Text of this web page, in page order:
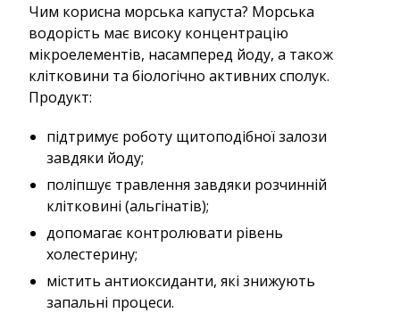
Чим корисна морська капуста? Морська
водорість має високу концентрацію
мікроелементів, насамперед йоду, а також
клітковини та біологічно активних сполук.
Продукт:
підтримує роботу щитоподібної залози
завдяки йоду;
поліпшує травлення завдяки розчинній
клітковині (альгінатів);
допомагає контролювати рівень
холестерину;
містить антиоксиданти, які знижують
запальні процеси.